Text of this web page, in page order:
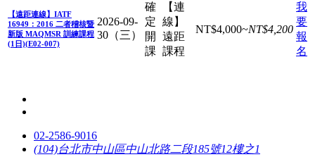
【遠距連線】IATF
16949：2016 二者稽核暨
新版 MAQMSR 訓練課程
(1日)(E02-007)
2026-09-
30（三）
確
定
開
課
【連
線】
遠距
課程
NT$4,000~NT$4,200
我
要
報
名
02-2586-9016
(104)台北市中山區中山北路二段185號12樓之1